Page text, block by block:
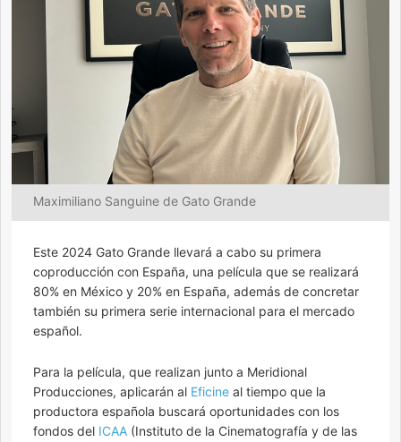
Maximiliano Sanguine de Gato Grande
Este 2024 Gato Grande llevará a cabo su primera
coproducción con España, una película que se realizará
80% en México y 20% en España, además de concretar
también su primera serie internacional para el mercado
español.
Para la película, que realizan junto a Meridional
Producciones, aplicarán al Eficine al tiempo que la
productora española buscará oportunidades con los
fondos del ICAA (Instituto de la Cinematografía y de las